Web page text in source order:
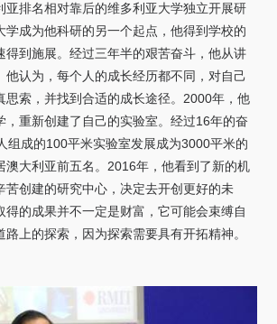
联系我们 EN
亚排名相对靠后的维多利亚大学独立开展研
学成为他科研的另一个起点，他得到学校的
得到施展。经过三年半的艰苦奋斗，他从讲
他认为，每个人的成长经历都不同，对自己
思索，并找到合适的成长途径。2000年，他
，重新创建了自己的实验室。经过16年的奋
组成的100平米实验室发展成为3000平米的
澳大利亚前五名。2016年，他看到了新的机
苦创建的研究中心，决定去开创更好的未
得的成果并不一定是财富，它可能会束缚自
上的探索，因为探索需要具有开拓精神。